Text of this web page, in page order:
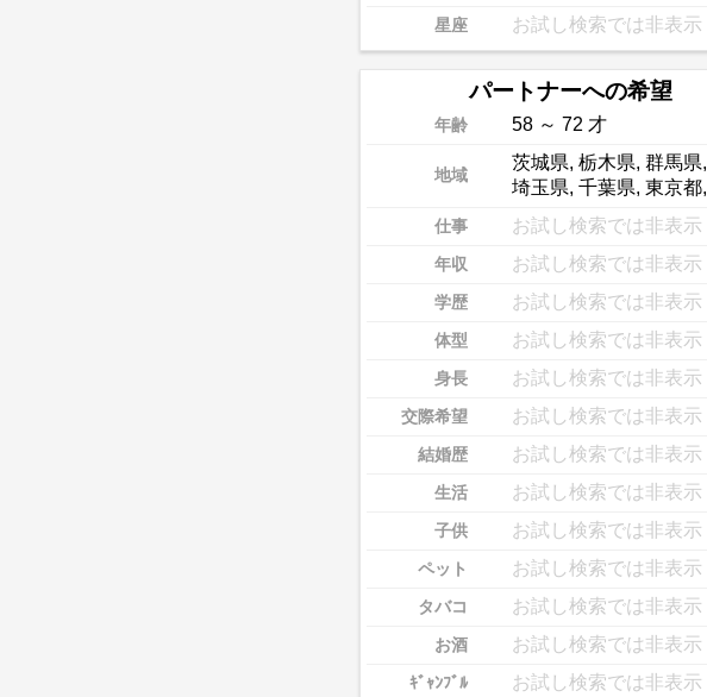
星座 お試し検索では非表示
パートナーへの希望
年齢 58 ～ 72 才
地域
茨城県, 栃木県, 群馬県,
埼玉県, 千葉県, 東京都,
仕事 お試し検索では非表示
年収 お試し検索では非表示
学歴 お試し検索では非表示
体型 お試し検索では非表示
身長 お試し検索では非表示
交際希望 お試し検索では非表示
結婚歴 お試し検索では非表示
生活 お試し検索では非表示
子供 お試し検索では非表示
ペット お試し検索では非表示
タバコ お試し検索では非表示
お酒 お試し検索では非表示
ｷﾞｬﾝﾌﾞﾙ お試し検索では非表示